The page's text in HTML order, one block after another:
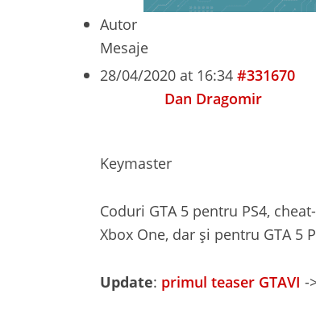
Autor
Mesaje
28/04/2020 at 16:34 #331670
Dan Dragomir
Keymaster
Coduri GTA 5 pentru PS4,
Xbox One, dar și pentru GTA 5
Update: primul teaser GTAVI -